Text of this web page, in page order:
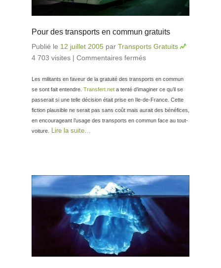
Pour des transports en commun gratuits
Publié le 12 juillet 2005 par Transports Gratuits
4 703 visites | Commentaires fermés
commun gratuits
Les militants en faveur de la gratuité des transports en commun
se sont fait entendre. Transfert.net a tenté d’imaginer ce qu’il se
passerait si une telle décision était prise en Ile-de-France. Cette
fiction plausible ne serait pas sans coût mais aurait des bénéfices,
en encourageant l’usage des transports en commun face au tout-
voiture.
Lire la suite…